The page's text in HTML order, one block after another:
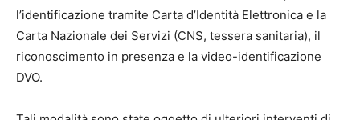
l’identificazione tramite Carta d’Identità Elettronica e la
Carta Nazionale dei Servizi (CNS, tessera sanitaria), il
riconoscimento in presenza e la video-identificazione
DVO.